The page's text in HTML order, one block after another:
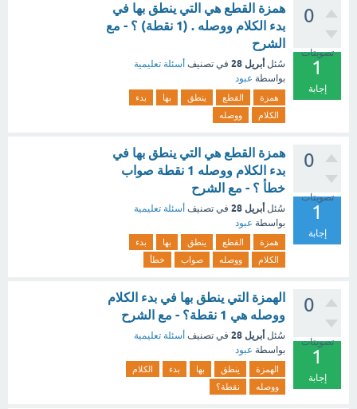
0
تصويتات
1
إجابة
همزة القطع هي التي ينطق بها في
بدء الكلام ووصله . (1 نقطة) ؟ - مع
الشرح
سُئل أبريل 28 في تصنيف أسئلة تعليمية
بواسطة عبود
همزة القطع ينطق بها
بدء
الكلام
ووصله
0
تصويتات
1
إجابة
همزة القطع هي التي ينطق بها في
بدء الكلام ووصله 1 نقطة صواب
خطأ ؟ - مع الشرح
سُئل أبريل 28 في تصنيف أسئلة تعليمية
بواسطة عبود
همزة القطع ينطق بها
بدء
الكلام
ووصله صواب خطأ
0
تصويتات
1
إجابة
الهمزة التي ينطق بها في بدء الكلام
ووصله هي 1 نقطة؟ - مع الشرح
سُئل أبريل 28 في تصنيف أسئلة تعليمية
بواسطة عبود
الهمزة ينطق بها بدء
الكلام
ووصله
نقطة؟